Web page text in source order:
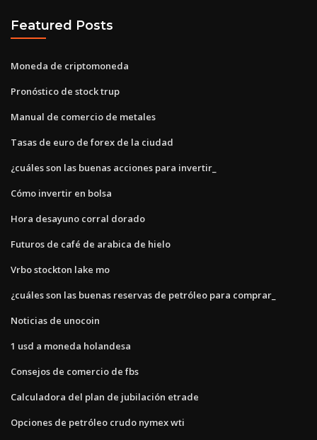
Featured Posts
Moneda de criptomoneda
Pronóstico de stock trup
Manual de comercio de metales
Tasas de euro de forex de la ciudad
¿cuáles son las buenas acciones para invertir_
Cómo invertir en bolsa
Hora desayuno corral dorado
Futuros de café de arabica de hielo
Vrbo stockton lake mo
¿cuáles son las buenas reservas de petróleo para comprar_
Noticias de unocoin
1 usd a moneda holandesa
Consejos de comercio de fbs
Calculadora del plan de jubilación etrade
Opciones de petróleo crudo nymex wti